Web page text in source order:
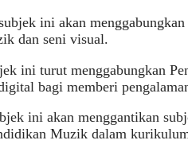
ini akan
dan seni visual.
ini turut menggabungkan
bagi memberi
ini akan menggantikan
Muzik dalam